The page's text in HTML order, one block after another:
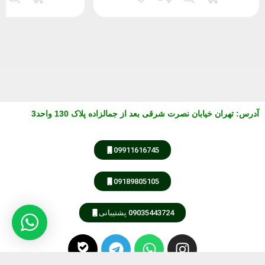
آدرس: تهران خیابان نصرت شرقی بعد از جمالزاده پلاک 130 واحد3
09911616745
09189805105
09035443724 پشتیبانی
مشاوره از طریق واتس آپ
کارشناس فروش